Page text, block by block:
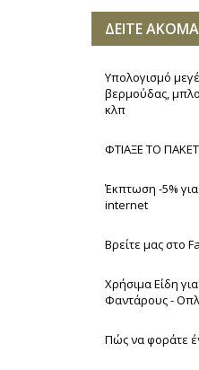
ΔΕΙΤΕ ΑΚΟΜΑ
Υπολογισμό
βερμούδας,
κλπ
ΦΤΙΑΞΕ ΤΟ
Έκπτωση -5%
internet
Βρείτε μας στο
Χρήσιμα Είδη
Φαντάρους -
Πώς να φοράτε